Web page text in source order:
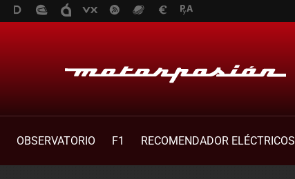
OBSERVATORIO F1
RECOMENDADOR ELÉCTRICOS